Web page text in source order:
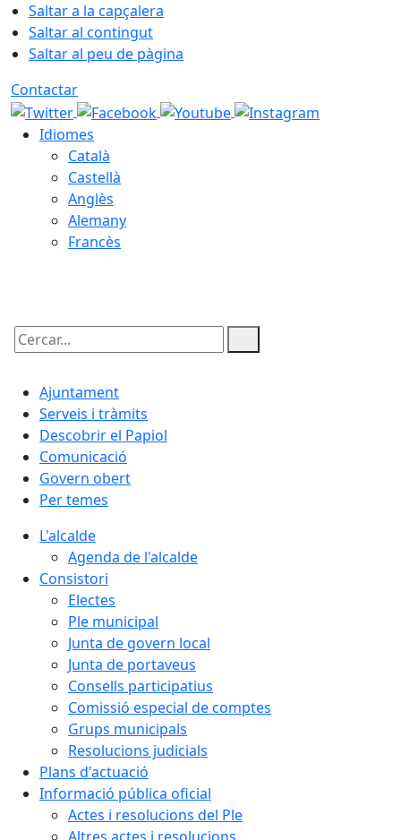
Saltar a la capçalera
Saltar al contingut
Saltar al peu de pàgina
Contactar
Idiomes
Català
Castellà
Anglès
Alemany
Francès
Cercar:
Ajuntament
Serveis i tràmits
Descobrir el Papiol
Comunicació
Govern obert
Per temes
L'alcalde
Agenda de l'alcalde
Consistori
Electes
Ple municipal
Junta de govern local
Junta de portaveus
Consells participatius
Comissió especial de comptes
Grups municipals
Resolucions judicials
Plans d'actuació
Informació pública oficial
Actes i resolucions del Ple